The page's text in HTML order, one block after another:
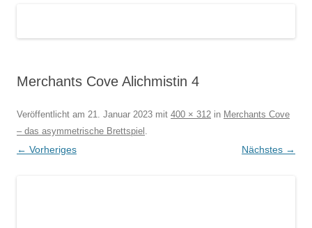
Merchants Cove Alichmistin 4
Veröffentlicht am 21. Januar 2023 mit 400 × 312 in Merchants Cove
– das asymmetrische Brettspiel .
← Vorheriges Nächstes →